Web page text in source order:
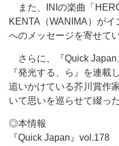
また、INIの楽曲「
KENTA（WANIMA）が
へのメッセージを寄せてい
さらに、『Quick Japan
『発光する、ら』を連載
追いかけている芥川賞作
いて思いを巡らせて綴っ
◎本情報
『Quick Japan』vol.178